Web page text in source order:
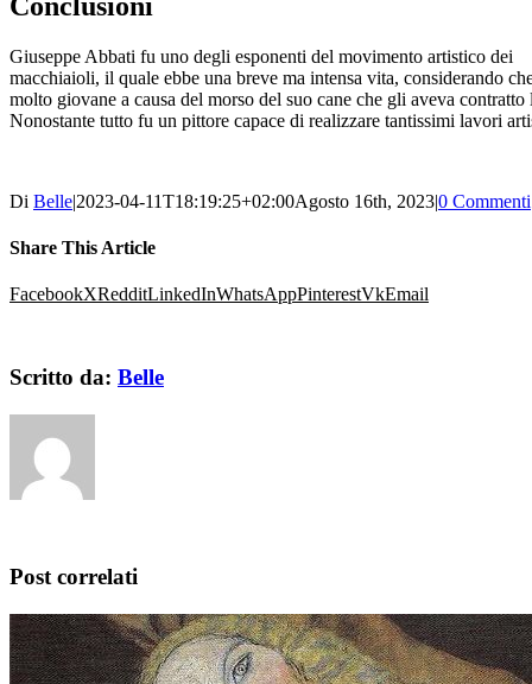
Giuseppe Abbati fu uno degli esponenti del movimento artistico dei
macchiaioli, il quale ebbe una breve ma intensa vita, considerando
molto giovane a causa del morso del suo cane che gli aveva contratto
Nonostante tutto fu un pittore capace di realizzare tantissimi lavori
Di Belle|2023-04-11T18:19:25+02:00Agosto 16th, 2023|0 Commenti
Share This Article
FacebookXRedditLinkedInWhatsAppPinterestVkEmail
Scritto da: Belle
Post correlati